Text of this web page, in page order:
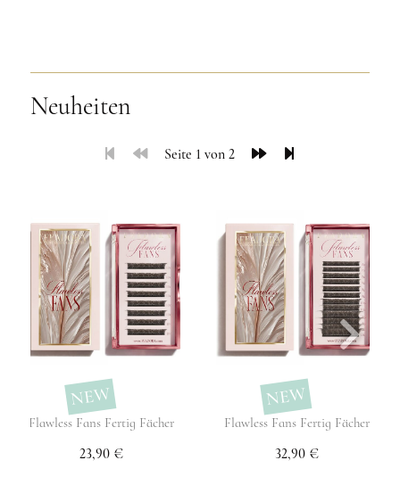
Neuheiten
Seite 1 von 2
NEW
Flawless Fans Fertig Fächer
23,90 €
NEW
Flawless Fans Fertig Fächer
32,90 €